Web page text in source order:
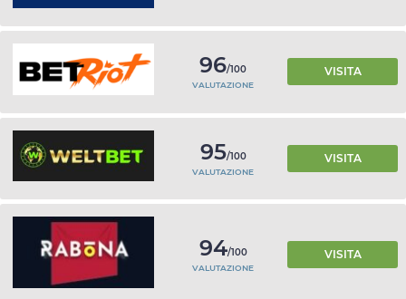
96/100
VALUTAZIONE
VISITA
95/100
VALUTAZIONE
VISITA
94/100
VALUTAZIONE
VISITA